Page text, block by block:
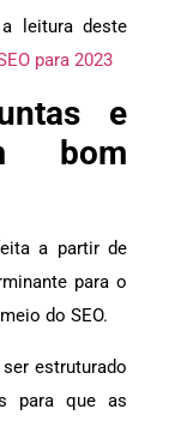
leitura deste
para 2023
e
bom
a partir de
para o
do SEO.
estruturado
para que as